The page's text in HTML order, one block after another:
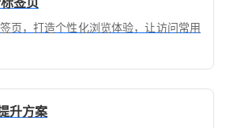
页，打造个性化浏览体验，让访问常用
升方案